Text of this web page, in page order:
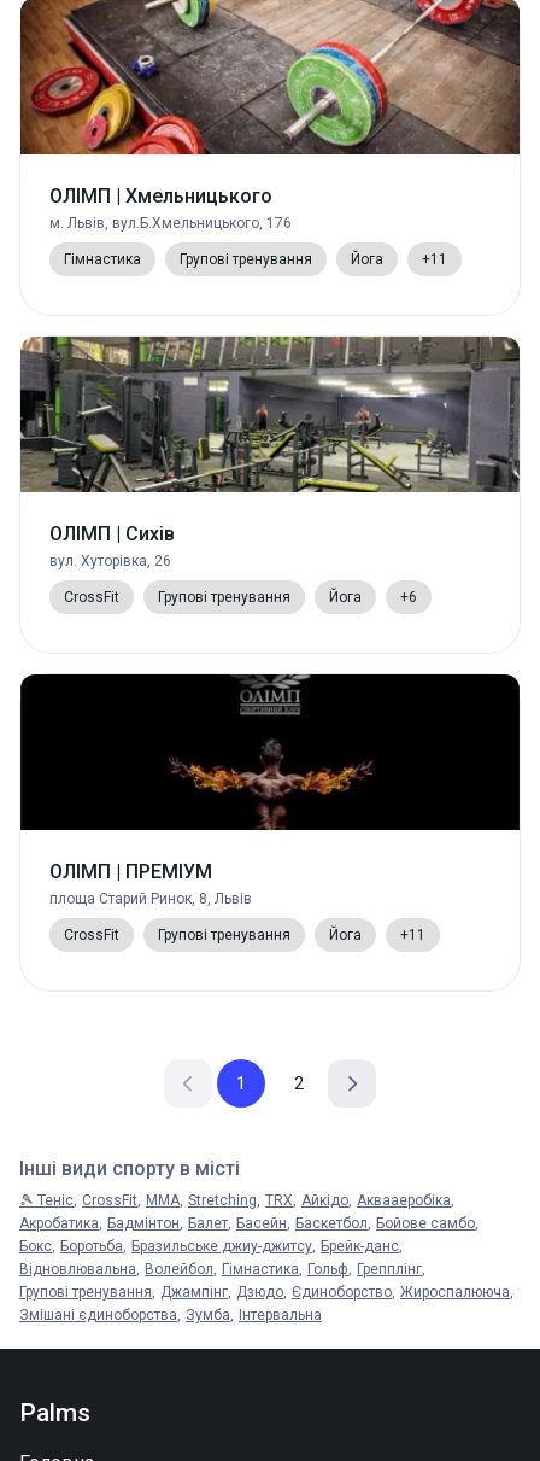
ОЛІМП | Хмельницького
м. Львів, вул.Б.Хмельницького, 176
Гімнастика Групові тренування Йога +11
ОЛІМП | Сихів
вул. Хуторівка, 26
CrossFit Групові тренування Йога +6
ОЛІМП | ПРЕМІУМ
площа Старий Ринок, 8, Львів
CrossFit Групові тренування Йога +11
1 2
Інші види спорту в місті
🎾 Теніс CrossFit MMA Stretching TRX Айкідо Аквааеробіка
Акробатика
Бадмінтон Балет Басейн Баскетбол
Бойове самбо
Бокс
Боротьба Бразильське джиу-джитсу
Брейк-данс
Відновлювальна
Волейбол Гімнастика Гольф
Грепплінг
Групові тренування
Джампінг Дзюдо Єдиноборство Жироспалююча
Змішані єдиноборства
Зумба Інтервальна
Palms